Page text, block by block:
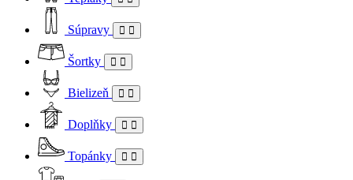
Súpravy
Šortky
Bielizeň
Doplňky
Topánky